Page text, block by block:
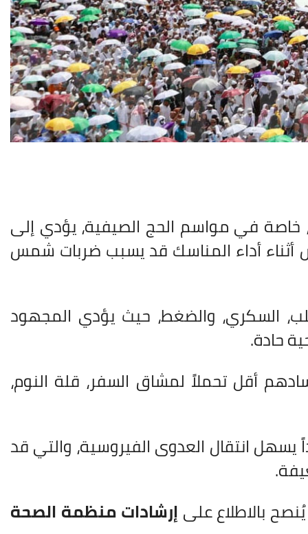
خاصة في مواسم الحج الصيفية، يؤدي إلى
أثناء أداء المناسك قد يسبب ضربات شمس
السكري، والضغط، حيث يؤدي المجهود
حادة.
أقل تحملاً لمشاق السفر، قلة النوم،
انتقال العدوى الفيروسية، والتي قد
بالاطلاع على إرشادات منظمة الصحة